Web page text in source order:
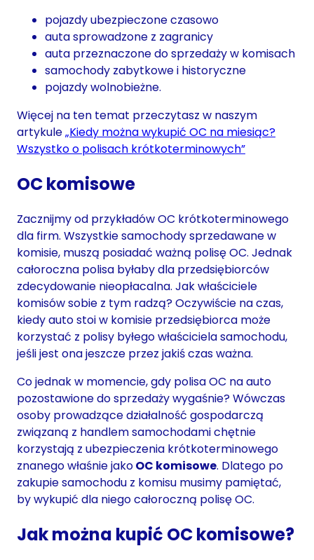
pojazdy ubezpieczone czasowo
auta sprowadzone z zagranicy
auta przeznaczone do sprzedaży w komisach
samochody zabytkowe i historyczne
pojazdy wolnobieżne.
Więcej na ten temat przeczytasz w naszym
artykule„Kiedy można wykupić OC na miesiąc?
Wszystko o polisach krótkoterminowych”
OC komisowe
Zacznijmy od przykładów OC krótkoterminowego
dla firm. Wszystkie samochody sprzedawane w
komisie, muszą posiadać ważną polisę OC. Jednak
całoroczna polisa byłaby dla przedsiębiorców
zdecydowanie nieopłacalna. Jak właściciele
komisów sobie z tym radzą? Oczywiście na czas,
kiedy auto stoi w komisie przedsiębiorca może
korzystać z polisy byłego właściciela samochodu,
jeśli jest ona jeszcze przez jakiś czas ważna.
Co jednak w momencie, gdy polisa OC na auto
pozostawione do sprzedaży wygaśnie? Wówczas
osoby prowadzące działalność gospodarczą
związaną z handlem samochodami chętnie
korzystają z ubezpieczenia krótkoterminowego
znanego właśnie jakoOC komisowe. Dlatego po
zakupie samochodu z komisu musimy pamiętać,
by wykupić dla niego całoroczną polisę OC.
Jak można kupić OC komisowe?